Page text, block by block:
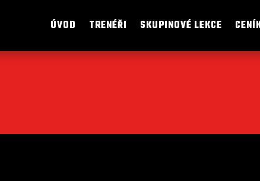
ÚVOD TRENÉŘI SKUPINOVÉ LEKCE